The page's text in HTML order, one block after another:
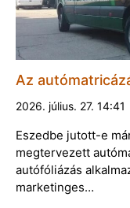
Az
2026. július. 27. 14:41
Eszedbe jutott-e
megtervezett
autófóliázás
marketinges…